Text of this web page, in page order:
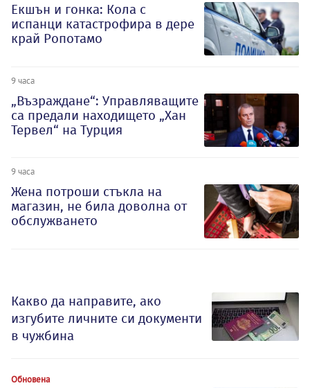
Екшън и гонка: Кола с
испанци катастрофира в дере
край Ропотамо
9 часа
„Възраждане“: Управляващите
са предали находището „Хан
Тервел“ на Турция
9 часа
Жена потроши стъкла на
магазин, не била доволна от
обслужването
Какво да направите, ако
изгубите личните си документи
в чужбина
Обновена